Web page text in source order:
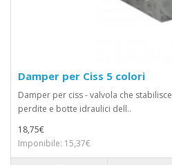
Damper per Ciss 5 colori
Damper per ciss - valvola che
perdite e botte idraulici dell..
18,75€
Imponibile: 15,37€